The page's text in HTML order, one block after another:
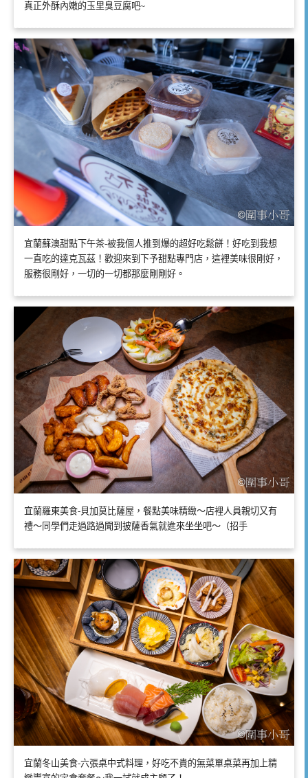
真正外酥內嫩的玉里臭豆腐吧~
宜蘭蘇澳甜點下午茶-被我個人推到爆的超好吃鬆餅！好吃到我想
一直吃的達克瓦茲！歡迎來到下予甜點專門店，這裡美味很剛好，
服務很剛好，一切的一切都那麼剛剛好。
宜蘭羅東美食-貝加莫比薩屋，餐點美味精緻～店裡人員親切又有
禮～同學們走過路過聞到披薩香氣就進來坐坐吧～（招手
宜蘭冬山美食-六張桌中式料理，好吃不貴的無菜單桌菜再加上精